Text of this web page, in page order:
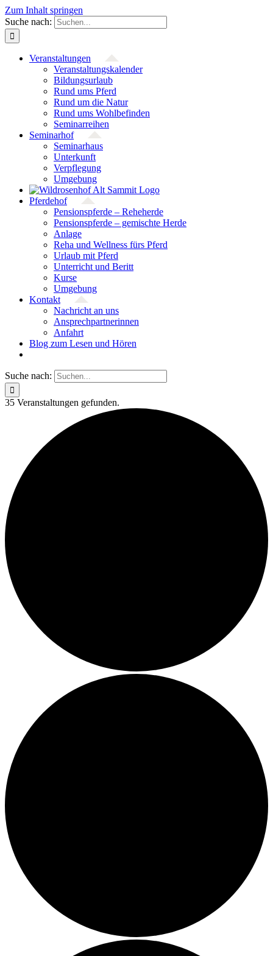
Zum Inhalt springen
Suche nach:
Veranstaltungen
Veranstaltungs­kalender
Bildungsurlaub
Rund ums Pferd
Rund um die Natur
Rund ums Wohlbefinden
Seminarreihen
Seminarhof
Seminarhaus
Unterkunft
Verpflegung
Umgebung
Pferdehof
Pensionspferde – Reheherde
Pensionspferde – gemischte Herde
Anlage
Reha und Wellness fürs Pferd
Urlaub mit Pferd
Unterricht und Beritt
Kurse
Umgebung
Kontakt
Nachricht an uns
Ansprech­partnerinnen
Anfahrt
Blog zum Lesen und Hören
Suche nach:
35 Ver­an­stal­­tungen gefunden.